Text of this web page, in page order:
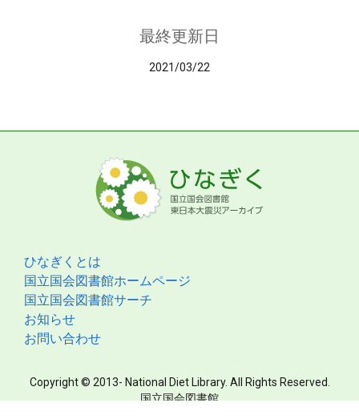
最終更新日
2021/03/22
ひなぎくとは
国立国会図書館ホームページ
国立国会図書館サーチ
お知らせ
お問い合わせ
Copyright © 2013- National Diet Library. All Rights Reserved.